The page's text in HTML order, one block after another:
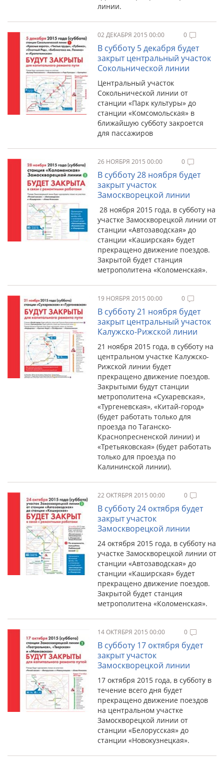
линии.
02 ДЕКАБРЯ 2015 00:00 0
В субботу 5 декабря будет
закрыт центральный участок
Сокольнической линии
Центральный участок
Сокольнической линии от
станции «Парк культуры» до
станции «Комсомольская» в
ближайшую субботу закроется
для пассажиров
26 НОЯБРЯ 2015 00:00 0
В субботу 28 ноября будет
закрыт участок
Замоскворецкой линии
28 ноября 2015 года, в субботу на
участке Замоскворецкой линии от
станции «Автозаводская» до
станции «Каширская» будет
прекращено движение поездов.
Закрытой будет станция
метрополитена «Коломенская».
19 НОЯБРЯ 2015 00:00 0
В субботу 21 ноября будет
закрыт центральный участок
Калужско-Рижской линии
21 ноября 2015 года, в субботу на
центральном участке Калужско-
Рижской линии будет
прекращено движение поездов.
Закрытыми будут станции
метрополитена «Сухаревская»,
«Тургеневская», «Китай-город»
(будет работать только для
проезда по Таганско-
Краснопресненской линии) и
«Третьяковская» (будет работать
только для проезда по
Калининской линии).
22 ОКТЯБРЯ 2015 00:00 0
В субботу 24 октября будет
закрыт участок
Замоскворецкой линии
24 октября 2015 года, в субботу на
участке Замоскворецкой линии от
станции «Автозаводская» до
станции «Каширская» будет
прекращено движение поездов.
Закрытой будет станция
метрополитена «Коломенская».
14 ОКТЯБРЯ 2015 00:00 0
В субботу 17 октября будет
закрыт участок
Замоскворецкой линии
17 октября 2015 года, в субботу в
течение всего дня будет
прекращено движение поездов
на центральном участке
Замоскворецкой линии от
станции «Белорусская» до
станции «Новокузнецкая».